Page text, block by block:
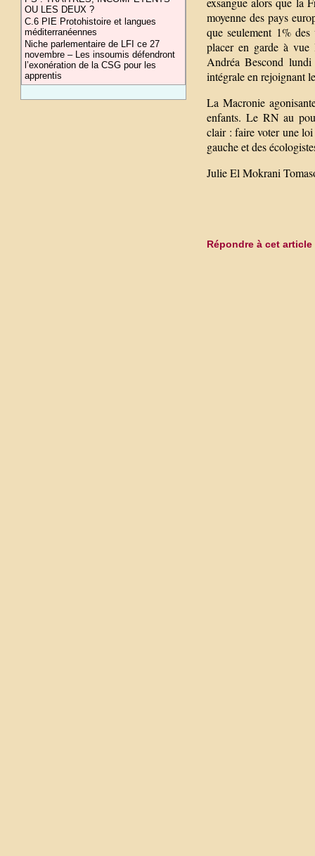
OU LES DEUX ?
C.6 PIE Protohistoire et langues
méditerranéennes
Niche parlementaire de LFI ce 27
novembre – Les insoumis défendront
l’exonération de la CSG pour les
apprentis
moyenne des pays
que seulement 1%
placer en garde à vue
Andréa Bescond
intégrale en rejoignant
La Macronie
enfants. Le RN au
clair : faire voter une
gauche et des
Julie El Mokrani
Répondre à cet article